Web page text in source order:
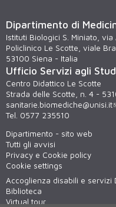
Dipartimento di
Istituti Biologici S. Miniato, via
Policlinico Le Scotte, viale
53100 Siena - Italia
Ufficio Servizi agli
Centro Didattico Le Scotte
Strada delle Scotte, n. 4 -
sanitarie.biomediche@unisi.it
Tel. 0577 235510
Dipartimento - sito web
Tutti gli avvisi
Privacy e Cookie policy
Cookie settings
Accoglienza disabili e servizi
Biblioteca
Virtual tour